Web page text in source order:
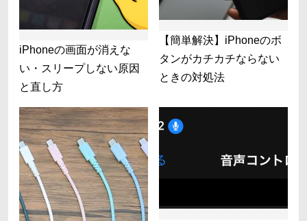
iPhoneの画面が消えな
い・スリープしない原因
と直し方
【簡単解決】iPhoneのボ
タンがカチカチならない
ときの対処法